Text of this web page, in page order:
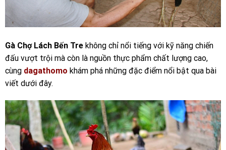
Gà Chợ Lách Bến Tre không chỉ nổi tiếng với kỹ năng chiến
đấu vượt trội mà còn là nguồn thực phẩm chất lượng cao,
cùng dagathomo khám phá những đặc điểm nổi bật qua bài
viết dưới đây.